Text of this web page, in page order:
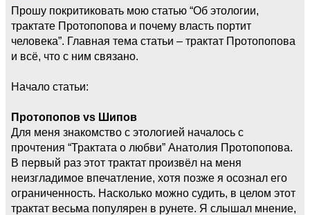
Прошу покритиковать мою статью “Об этологии,
трактате Протопопова и почему власть портит
человека”. Главная тема статьи – трактат Протопопова
и всё, что с ним связано.
Начало статьи:
Протопопов vs Шипов
Для меня знакомство с этологией началось с
прочтения “Трактата о любви” Анатолия Протопопова.
В первый раз этот трактат произвёл на меня
неизгладимое впечатление, хотя позже я осознал его
ограниченность. Насколько можно судить, в целом этот
трактат весьма популярен в рунете. Я слышал мнение,